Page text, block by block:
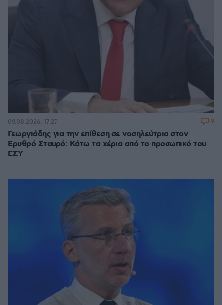
Γεωργιάδης για την επίθεση σε νοσηλεύτρια στον
Ερυθρό Σταυρό: Κάτω τα χέρια από το προσωπικό του
ΕΣΥ
09.08.2026, 17:27 9